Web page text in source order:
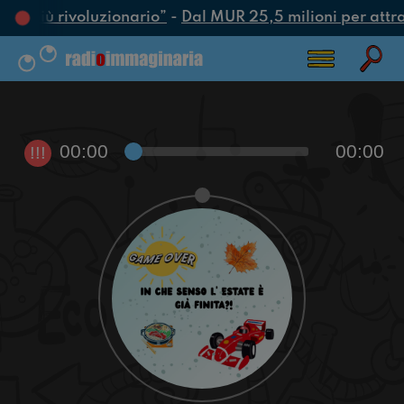
più rivoluzionario”- Dal MUR 25,5 milioni per
!!! 00:00 00:00